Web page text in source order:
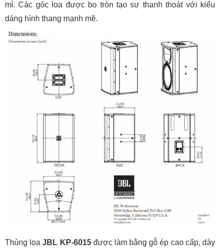
mỉ. Các góc loa được bo tròn tạo sự thanh thoát với kiểu
dáng hình thang mạnh mẽ.
Thùng loaJBL KP-6015được làm bằng gỗ ép cao cấp, dày